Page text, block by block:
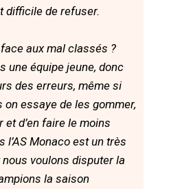
difficile de refuser.
aux mal classés ?
une équipe jeune, donc
des erreurs, même si
on essaye de les gommer,
et d’en faire le moins
l’AS Monaco est un très
voulons disputer la
la saison